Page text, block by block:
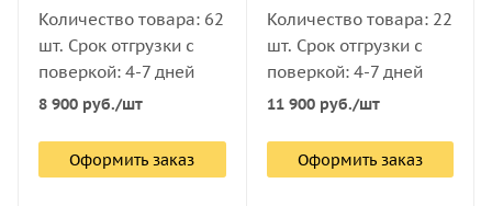
Количество товара: 62
шт. Срок отгрузки с
поверкой: 4-7 дней
8 900 руб./шт
Оформить заказ
Количество товара: 22
шт. Срок отгрузки с
поверкой: 4-7 дней
11 900руб./шт
Оформить заказ